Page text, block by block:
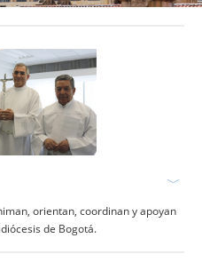
orientan, coordinan y apoyan
de Bogotá.